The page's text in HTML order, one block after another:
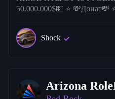
50.000.000$💵 ⭐ 💸Донат💸
🏡 ⭐🏎 Большинство
🏎. 🧡 Испытай Удачу ! Есть
🔥🔥🔥
Shock
Arizona